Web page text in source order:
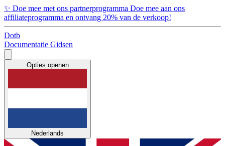
✨ Doe mee met ons partnerprogramma Doe mee aan ons
affiliateprogramma en ontvang 20% van de verkoop!
Dotb
Documentatie Gidsen
Opties openen
Nederlands